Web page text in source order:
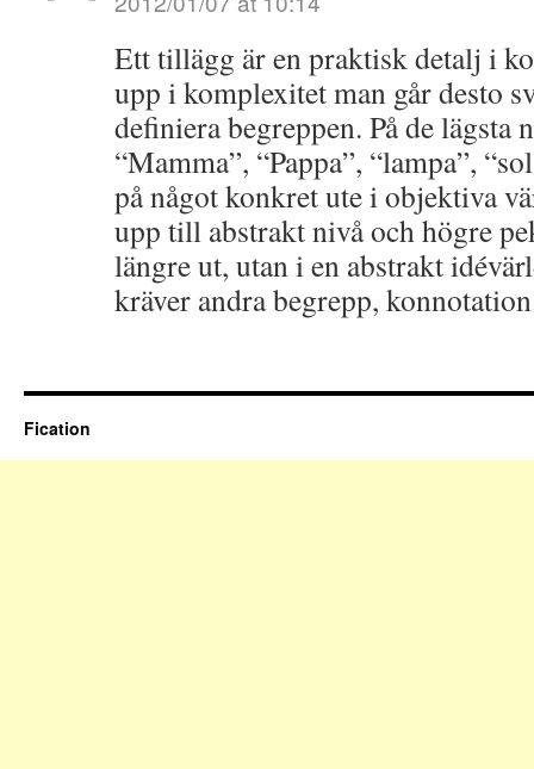
Ett tillägg är en praktisk detalj i
upp i komplexitet man går desto
definiera begreppen. På de lägsta
“Mamma”, “Pappa”, “lampa”,
på något konkret ute i objektiva
upp till abstrakt nivå och högre
längre ut, utan i en abstrakt
kräver andra begrepp,
Fication